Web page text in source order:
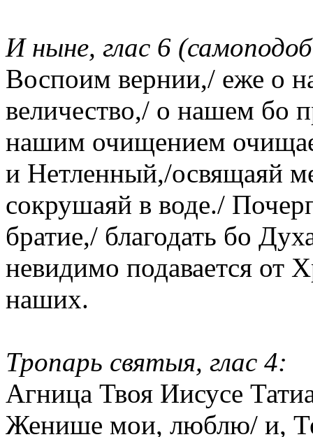
И ныне, глас 6
Воспоим вернии,/ еже о
величество,/ о нашем бо
нашим очищением
и Нетленный,/освящаяй
сокрушаяй в воде./
братие,/ благодать бо
невидимо подавается от
наших.
Тропарь святыя, глас 4:
Агница Твоя Иисусе
Женише мои, люблю/ и,